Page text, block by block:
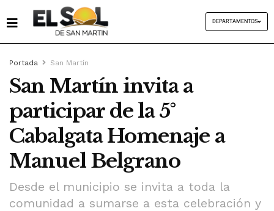
DEPARTAMENTOS
Portada San Martín
San Martín invita a
participar de la 5°
Cabalgata Homenaje a
Manuel Belgrano
Desde el municipio se invita a toda la
comunidad a sumarse a esta celebración y